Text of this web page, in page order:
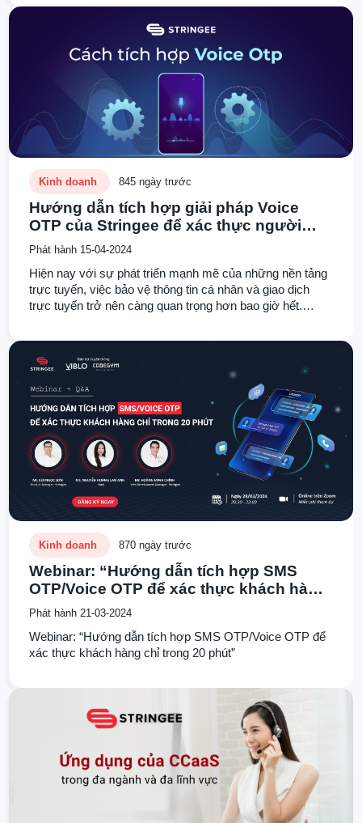
thực danh tính người dùng được tin tưởng và ưa dùng.
Kinh doanh 845 ngày trước
Hướng dẫn tích hợp giải pháp Voice
OTP của Stringee để xác thực người
dùng
Phát hành 15-04-2024
Hiện nay với sự phát triển mạnh mẽ của những nền tảng
trực tuyến, việc bảo vệ thông tin cá nhân và giao dịch
trực tuyến trở nên càng quan trọng hơn bao giờ hết.
biện pháp an ninh cũng cần được cập nhật để đáp ứng
các yêu cầu ngày càng cao của người dùng. Trong bối
cảnh này, tích hợp Voice OTP (One-Time Password)
đang trở thành một trong những giải pháp được ưa
chuộng nhất để bảo vệ thông tin cá nhân và giao dịch
trực tuyến.
Kinh doanh 870 ngày trước
Webinar: “Hướng dẫn tích hợp SMS
OTP/Voice OTP để xác thực khách hàng
chỉ trong 20 phút”
Phát hành 21-03-2024
Webinar: “Hướng dẫn tích hợp SMS OTP/Voice OTP để
xác thực khách hàng chỉ trong 20 phút”